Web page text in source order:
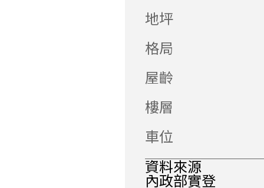
地坪
格局
屋齡
樓層
車位
資料來源
內政部實登